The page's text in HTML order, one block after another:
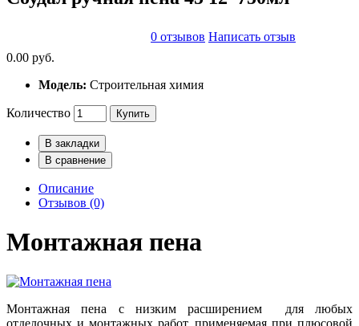
0 отзывов Написать отзыв
0.00 руб.
Модель: Строительная химия
Количество Купить
В закладки
В сравнение
Описание
Отзывов (0)
Монтажная пена
Монтажная пена с низким расширением для любых
отделочных и монтажных работ, применяемая при плюсовой